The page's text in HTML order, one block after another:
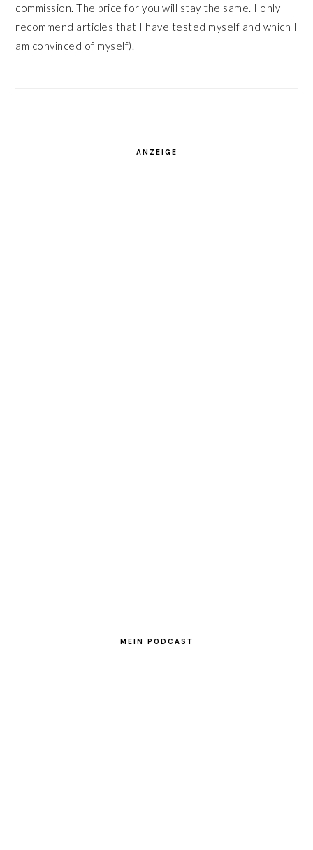
commission. The price for you will stay the same. I only
recommend articles that I have tested myself and which I
am convinced of myself).
ANZEIGE
MEIN PODCAST